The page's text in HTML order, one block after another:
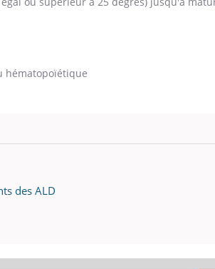
hématopoïétique
des ALD